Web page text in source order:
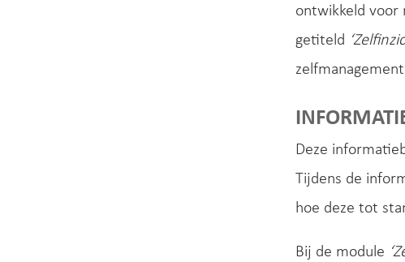
ontwikkeld voor
getiteld
Deze
Tijdens de
hoe deze tot
Bij de module